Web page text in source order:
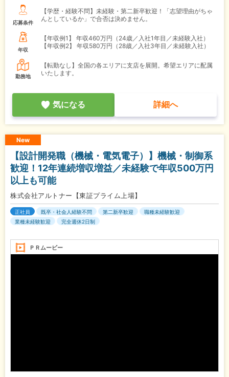
応募条件
【学歴・経験不問】未経験・第二新卒歓迎！「志望理由がちゃ
んとしているか」で合否は決めません。
年収
【年収例1】
年収460万円（24歳／入社1年目／未経験入社）
【年収例2】
年収580万円（28歳／入社3年目／未経験入社）
勤務地
【転勤なし】全国の各エリアに支店を展開。希望エリアに配属
いたします。
気になる 詳細へ
New
【設計開発職（機械・電気電子）】機械・制御系
歓迎！12年連続増収増益／未経験で年収500万円
以上も可能
株式会社アルトナー【東証プライム上場】
正社員 既卒・社会人経験不問 第二新卒歓迎
職種未経験歓迎
業種未経験歓迎
完全週休2日制
ＰＲムービー